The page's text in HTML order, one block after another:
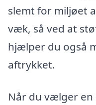
slemt for miljøet
væk, så ved at
hjælper du også
aftrykket.
Når du vælger